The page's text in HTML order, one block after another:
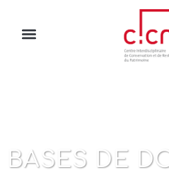
BASES DE